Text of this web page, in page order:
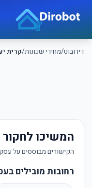
דירובוט/מחירי שכונות/קרית
המשיכו לחקור
הקישורים מבוססים על
רחובות מובילים